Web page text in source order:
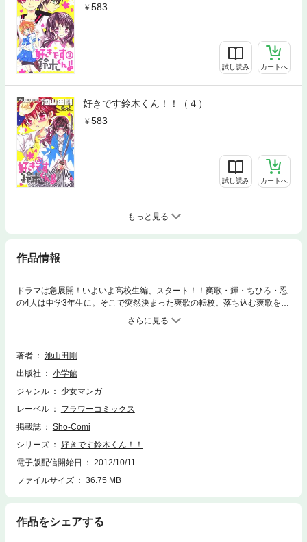
583
試し読み カートへ
好きです鈴木くん！！（４）
583
試し読み カートへ
もっと見る
作品情報
ドラマは急展開！いよいよ高校生編、スタート！！爽歌・輝・ちひろ・忍
の4人は中学3年生に。そこで突然決まった爽歌の転校。落ち込む爽歌を励
まそうと輝がデートを計画。出かけた海で、愛と別れの寂しさを体いっぱ
いで感じた2人。そして学校では爽歌の最後の舞台。全生徒が注目する
中、急に演技ができなくなった爽歌に、客席からの輝の愛の告白で自分を
取り戻し、爽歌は最高の演技を披露する。引っ越し当日、たくさんの想い
た最後の夏になった…そして2年後、17歳の季節が始まる。
著者
池山田剛
出版社
小学館
ジャンル
少女マンガ
レーベル
フラワーコミックス
掲載誌
Sho-Comi
シリーズ
好きです鈴木くん！！
電子版配信開始日
2012/10/11
ファイルサイズ
36.75 MB
作品をシェアする